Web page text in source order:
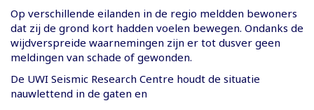
Op verschillende eilanden in de regio meldden bewoners
dat zij de grond kort hadden voelen bewegen. Ondanks de
wijdverspreide waarnemingen zijn er tot dusver geen
meldingen van schade of gewonden.
De UWI Seismic Research Centre houdt de situatie
nauwlettend in de gaten en